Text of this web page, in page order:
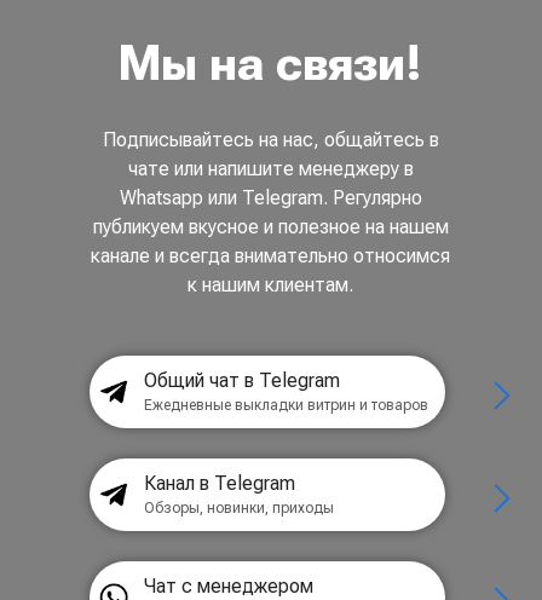
Мы на связи!
Подписывайтесь на нас, общайтесь в
чате или напишите менеджеру в
Whatsapp или Telegram. Регулярно
публикуем вкусное и полезное на нашем
канале и всегда внимательно относимся
к нашим клиентам.
Общий чат в Telegram
Ежедневные выкладки витрин и товаров
Канал в Telegram
Обзоры, новинки, приходы
Чат с менеджером